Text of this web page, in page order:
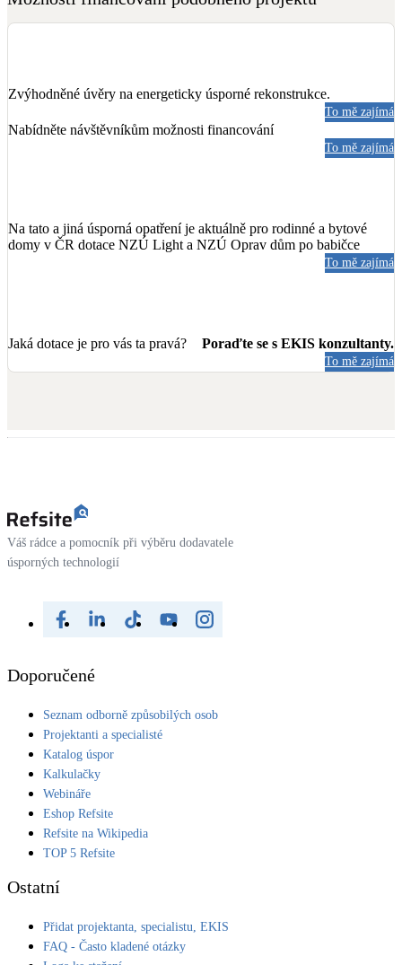
Zvýhodněné úvěry na energeticky úsporné rekonstrukce.
To mě zajímá
Nabídněte návštěvníkům možnosti financování
To mě zajímá
Na tato a jiná úsporná opatření je aktuálně pro rodinné a bytové
domy v ČR dotace NZÚ Light a NZÚ Oprav dům po babičce
To mě zajímá
Jaká dotace je pro vás ta pravá? Poraďte se s EKIS konzultanty.
To mě zajímá
Váš rádce a pomocník při výběru dodavatele
úsporných technologií
Doporučené
Seznam odborně způsobilých osob
Projektanti a specialisté
Katalog úspor
Kalkulačky
Webináře
Eshop Refsite
Refsite na Wikipedia
TOP 5 Refsite
Ostatní
Přidat projektanta, specialistu, EKIS
FAQ - Často kladené otázky